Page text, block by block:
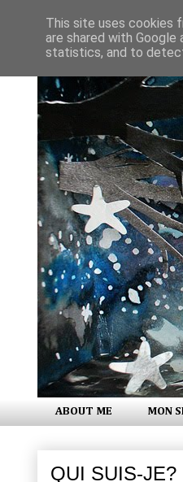
ABOUT ME MON
QUI SUIS-JE?
This site uses cookies
are shared with
statistics, and to